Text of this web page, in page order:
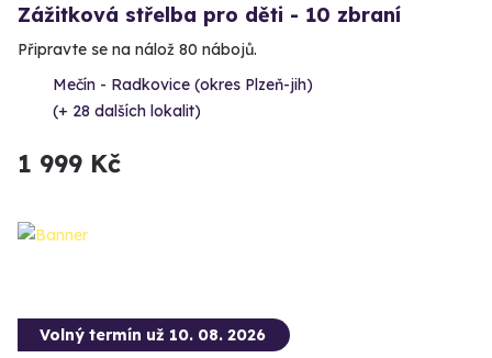
Zážitková střelba pro děti - 10 zbraní
Připravte se na nálož 80 nábojů.
Mečín - Radkovice (okres Plzeň-jih)
(+ 28 dalších lokalit)
1 999 Kč
Volný termín už 10. 08. 2026